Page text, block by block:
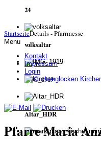
24
volksaltar
IMG_1919
Altar_HDR
StartseiteDetails - Pfarrmesse
Menu
Kontakt
Impressum
Login
Pfarre Maria